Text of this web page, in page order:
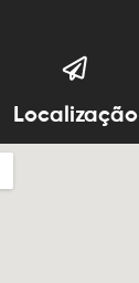
Localização